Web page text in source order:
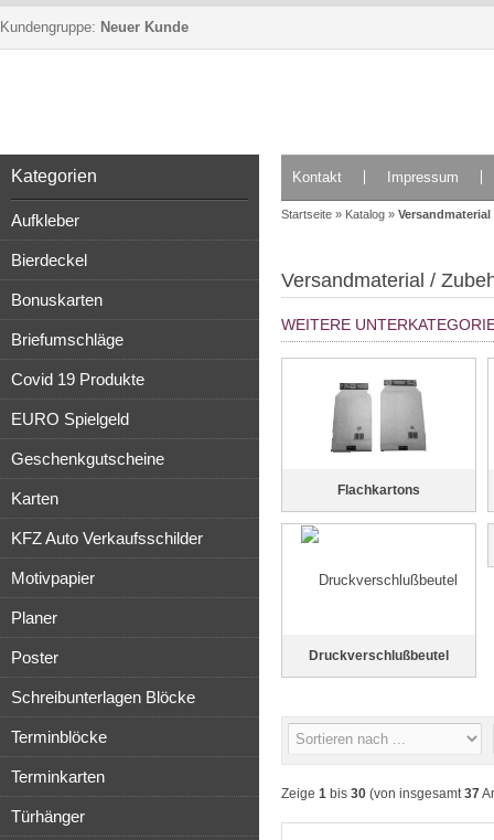
Kundengruppe: Neuer Kunde
Kategorien
Aufkleber
Bierdeckel
Bonuskarten
Briefumschläge
Covid 19 Produkte
EURO Spielgeld
Geschenkgutscheine
Karten
KFZ Auto Verkaufsschilder
Motivpapier
Planer
Poster
Schreibunterlagen Blöcke
Terminblöcke
Terminkarten
Türhänger
Kontakt Impressum
Startseite » Katalog »
Versandmaterial /
WEITERE
Flachkartons
Druckverschlußbeutel
Zeige 1 bis 30 (von insgesamt37